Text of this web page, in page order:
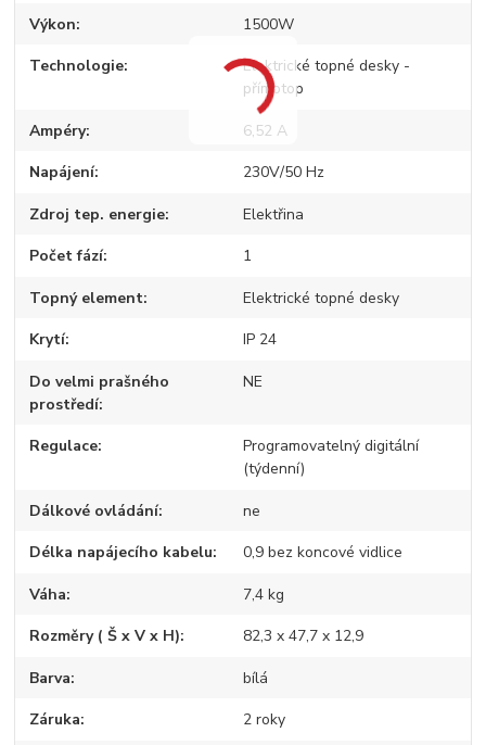
Výkon 1500W
Technologie
Elektrické topné desky -
přímotop
Ampéry 6,52 A
Napájení 230V/50 Hz
Zdroj tep. energie Elektřina
Počet fází 1
Topný element Elektrické topné desky
Krytí IP 24
Do velmi prašného
prostředí
NE
Regulace
Programovatelný digitální
(týdenní)
Dálkové ovládání ne
Délka napájecího kabelu 0,9 bez koncové vidlice
Váha 7,4 kg
Rozměry ( Š x V x H) 82,3 x 47,7 x 12,9
Barva bílá
Záruka 2 roky